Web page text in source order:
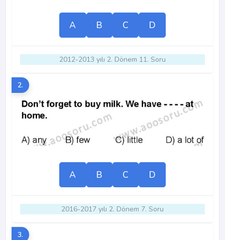
A B C D
2012-2013 yılı 2. Dönem 11. Soru
2.
A B C D
2016-2017 yılı 2. Dönem 7. Soru
3.